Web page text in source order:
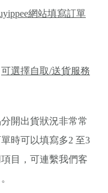
網站填寫訂單
可選擇自取/送貨服務
開出貨狀況非常常
時可以填寫多2 至3
目，可連繫我們客